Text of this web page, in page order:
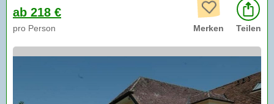
ab 218 €
pro Person Merken Teilen